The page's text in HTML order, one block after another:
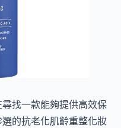
找一款能夠提供高效保
的抗老化肌齡重整化妝